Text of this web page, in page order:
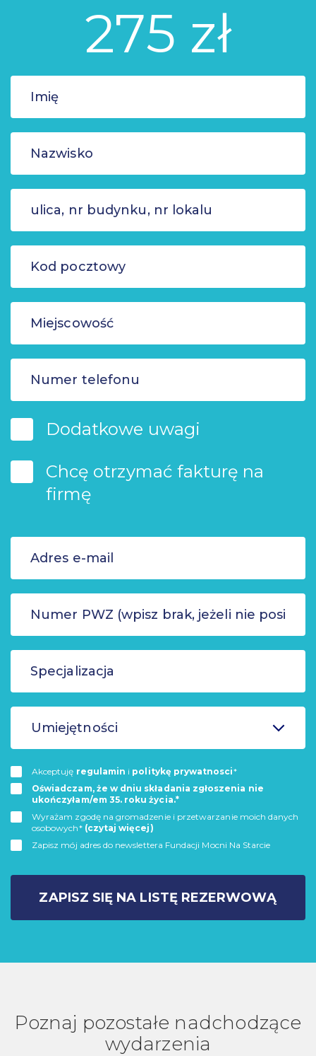
275 zł
Dodatkowe uwagi
Chcę otrzymać fakturę na
firmę
Umiejętności
Akceptuję regulamin i politykę prywatnosci*
Oświadczam, że w dniu składania zgłoszenia nie
ukończyłam/em 35. roku życia.*
Wyrażam zgodę na gromadzenie i przetwarzanie moich danych
osobowych* (czytaj więcej)
Zapisz mój adres do newslettera Fundacji Mocni Na Starcie
ZAPISZ SIĘ NA LISTĘ REZERWOWĄ
Poznaj pozostałe nadchodzące
wydarzenia